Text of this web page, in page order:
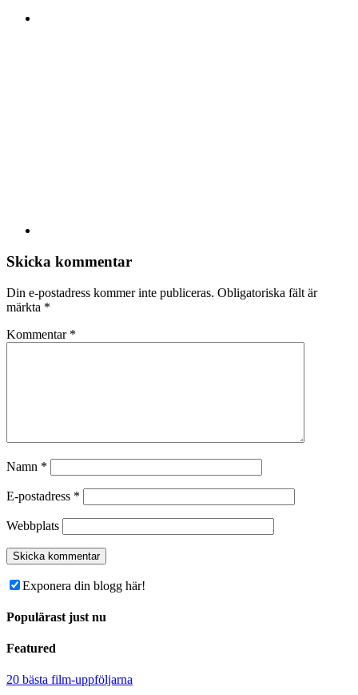
Skicka kommentar
Din e-postadress kommer inte publiceras. Obligatoriska fält är
märkta *
Kommentar *
Namn *
E-postadress *
Webbplats
Exponera din blogg här!
Populärast just nu
Featured
20 bästa film-uppföljarna